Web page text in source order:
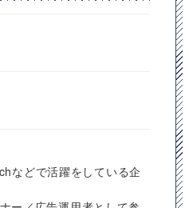
などで活躍をしている企